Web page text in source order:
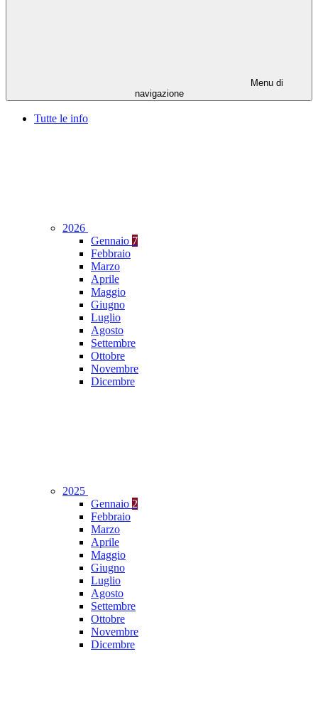
Menu di
navigazione
Tutte le info
2026
Gennaio 7
Febbraio
Marzo
Aprile
Maggio
Giugno
Luglio
Agosto
Settembre
Ottobre
Novembre
Dicembre
2025
Gennaio 2
Febbraio
Marzo
Aprile
Maggio
Giugno
Luglio
Agosto
Settembre
Ottobre
Novembre
Dicembre